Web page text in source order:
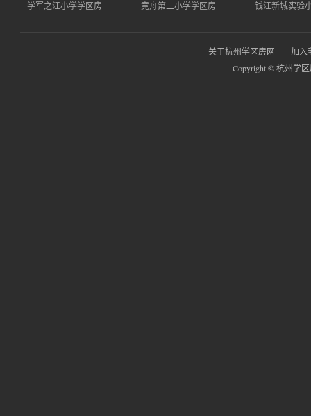
学军之江小学学区房 竞舟第二小学学区房 钱江新城实验
关于杭州学区房网
加入
Copyright © 杭州学